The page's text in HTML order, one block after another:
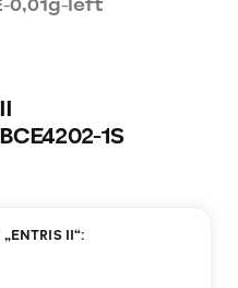
1S
„ENTRIS II“: